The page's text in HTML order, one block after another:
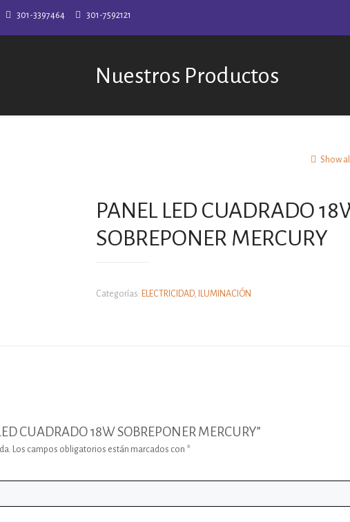
301-3397464 301-7592121
Nuestros Productos
Show all
PANEL LED CUADRADO
SOBREPONER MERCURY
Categorías: ELECTRICIDAD, ILUMINACIÓN
CUADRADO 18W SOBREPONER MERCURY”
Los campos obligatorios están marcados con *